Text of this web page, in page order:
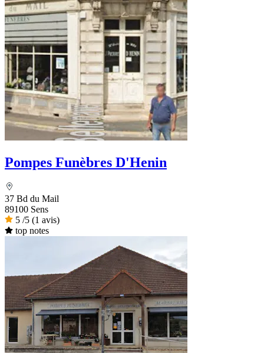
Pompes Funèbres D'Henin
37 Bd du Mail
89100 Sens
5 /5 (1 avis)
top notes